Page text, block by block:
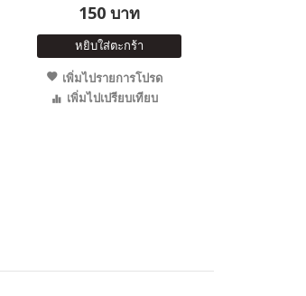
150 บาท
หยิบใส่ตะกร้า
เพิ่มไปรายการโปรด
เพิ่มไปเปรียบเทียบ